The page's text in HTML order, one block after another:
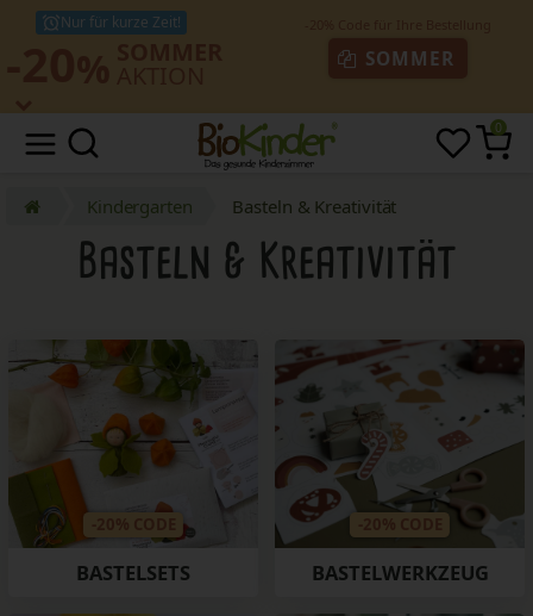
Nur für kurze Zeit!
SOMMER
0
Kindergarten Basteln & Kreativität
Basteln & Kreativität
BASTELSETS BASTELWERKZEUG